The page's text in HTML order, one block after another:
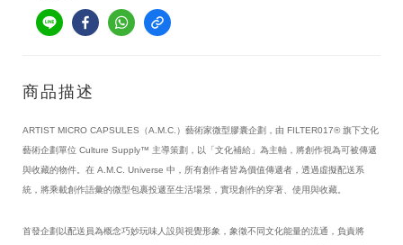
商品描述
ARTIST MICRO CAPSULES（A.M.C.）藝術家微型膠囊企劃，由 FILTER017® 旗下文化
藝術企劃單位 Culture Supply™ 主導策劃，以「文化補給」為主軸，將創作視為可被傳遞
與收藏的物件。在 A.M.C. Universe 中，所有創作者皆為價值傳遞者，透過虛擬配送系
統，將乘載創作語彙的微型包裹投遞至生活場景，實現創作的穿著、使用與收藏。
首發企劃以配送員為概念巧妙玩味人設與視覺形象，象徵不同文化能量的流通，負責將